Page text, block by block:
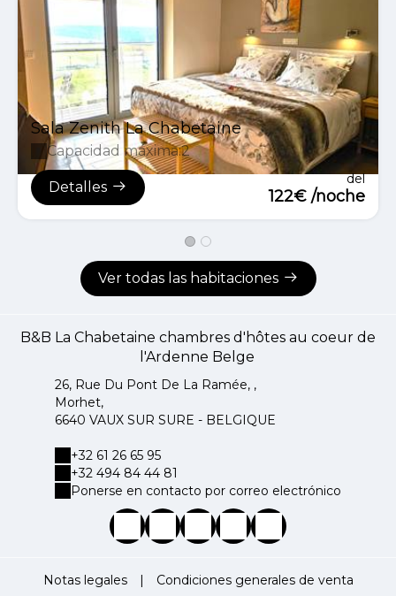
Sala Zenith La Chabetaine
Capacidad máxima:2
Detalles
del
122€ /noche
Ver todas las habitaciones
B&B La Chabetaine chambres d'hôtes au coeur de
l'Ardenne Belge
26, Rue Du Pont De La Ramée, ,
Morhet,
6640 VAUX SUR SURE - BELGIQUE
+32 61 26 65 95
+32 494 84 44 81
Ponerse en contacto por correo electrónico
Notas legales | Condiciones generales de venta